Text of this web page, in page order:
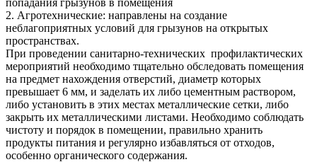
попадания грызунов в помещения
2. Агротехнические: направлены на создание
неблагоприятных условий для грызунов на открытых
пространствах.
При проведении санитарно-технических профилактических
мероприятий необходимо тщательно обследовать помещения
на предмет нахождения отверстий, диаметр которых
превышает 6 мм, и заделать их либо цементным раствором,
либо установить в этих местах металлические сетки, либо
закрыть их металлическими листами. Необходимо соблюдать
чистоту и порядок в помещении, правильно хранить
продукты питания и регулярно избавляться от отходов,
особенно органического содержания.